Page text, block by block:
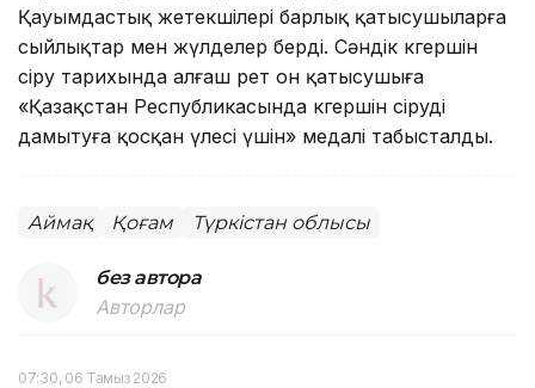
Қауымдастық жетекшілері барлық қатысушыларға
сыйлықтар мен жүлделер берді. Сәндік көгершін
өсіру тарихында алғаш рет он қатысушыға
«Қазақстан Республикасында көгершін өсіруді
дамытуға қосқан үлесі үшін» медалі табысталды.
Аймақ Қоғам Түркістан облысы
без автора
Авторлар
07:30, 06 Тамыз 2026